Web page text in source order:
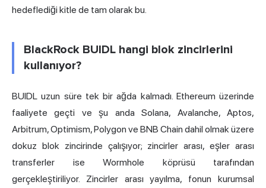
hedeflediği kitle de tam olarak bu.
BlackRock BUIDL hangi blok zincirlerini
kullanıyor?
BUIDL uzun süre tek bir ağda kalmadı. Ethereum üzerinde
faaliyete geçti ve şu anda Solana, Avalanche, Aptos,
Arbitrum, Optimism, Polygon ve BNB Chain dahil olmak üzere
dokuz blok zincirinde çalışıyor; zincirler arası, eşler arası
transferler ise Wormhole köprüsü tarafından
gerçekleştiriliyor. Zincirler arası yayılma, fonun kurumsal